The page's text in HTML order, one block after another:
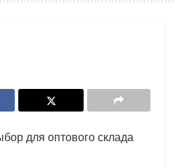
для оптового склада